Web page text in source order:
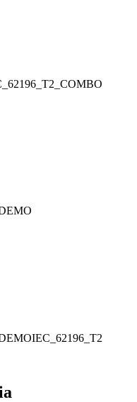
IEC_62196_T2